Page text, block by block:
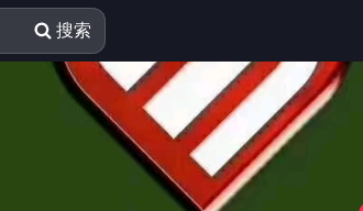
搜索